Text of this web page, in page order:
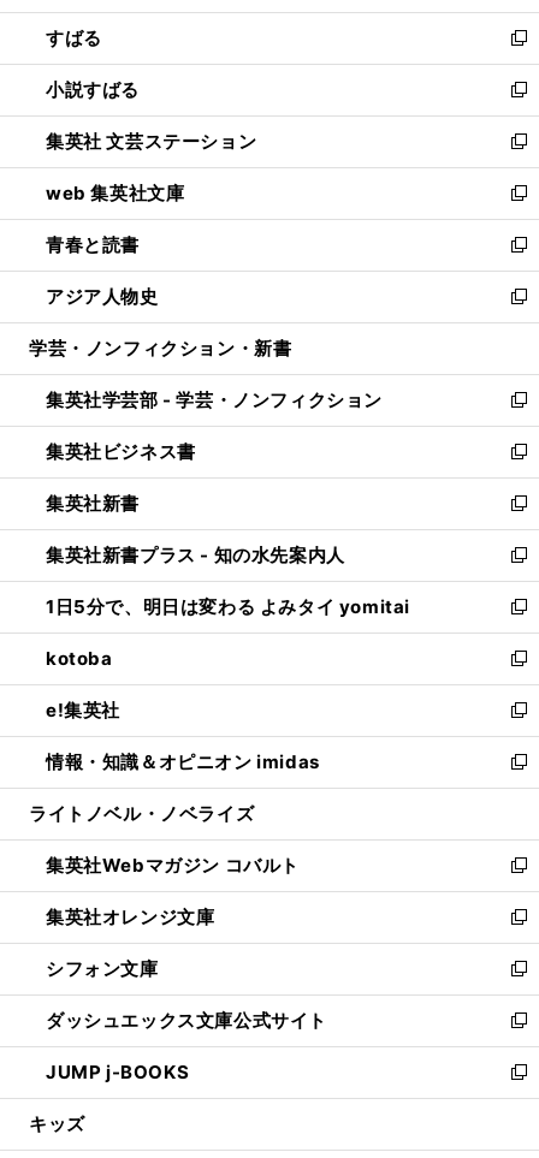
開
く
ウ
で
開
く
ン
ド
ウ
で
開
く
すばる
新
し
い
ウ
ィ
ン
ド
ウ
で
開
く
小説すばる
新
し
い
ウ
ィ
ン
ド
ウ
で
開
集英社 文芸ステーション
新
し
い
ウ
ィ
ン
ド
ウ
開
く
web 集英社文庫
新
し
い
ウ
ィ
ン
ウ
で
開
く
青春と読書
新
し
い
ウ
ン
ド
ウ
で
開
く
アジア人物史
新
し
ウ
ィ
ン
ド
ウ
で
開
く
学芸・ノンフィクション・新書
集英社学芸部 - 学芸・ノンフィクション
新
し
い
ウ
ィ
ン
ド
ウ
で
開
く
集英社ビジネス書
新
し
い
ウ
ィ
ン
ド
ウ
で
開
く
集英社新書
新
し
い
ウ
ィ
ン
ド
ウ
で
開
く
集英社新書プラス - 知の水先案内人
新
し
い
ウ
ィ
ン
ド
ウ
で
開
1日5分で、明日は変わる よみタイ yomitai
新
し
い
ウ
ィ
ン
ド
ウ
開
く
kotoba
新
し
い
ウ
ィ
ン
ウ
で
開
く
e!集英社
新
し
い
ウ
ン
ド
ウ
で
開
く
情報・知識＆オピニオン imidas
新
し
ウ
ィ
ン
ド
ウ
で
開
く
ライトノベル・ノベライズ
集英社Webマガジン コバルト
新
し
い
ウ
ィ
ン
ド
ウ
で
開
集英社オレンジ文庫
新
し
い
ウ
ィ
ン
ド
ウ
開
シフォン文庫
新
し
い
ウ
ィ
ン
ウ
ダッシュエックス文庫公式サイト
新
し
い
ウ
ン
JUMP j-BOOKS
新
し
ウ
キッズ